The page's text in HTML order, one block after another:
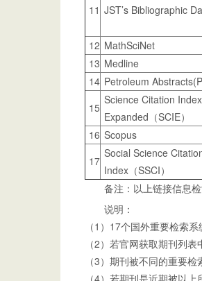
11 JST’s Bibliographic
12 MathSciNet
13 Medline
14 Petroleum
15
Science Citation Index
Expanded（SCIE）
16 Scopus
17
Social Science
Index（SSCI）
备注：以上链接信息
说明：
（1）17个国外重要检索
（2）若官网获取期刊列
（3）期刊被不同的重要
（4）若期刊是近期被以